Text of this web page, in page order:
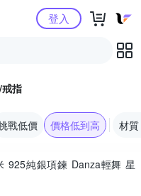
購物中心登入
指
戰低價 價格低到高 材質
925純銀項鍊 Danza輕舞 星